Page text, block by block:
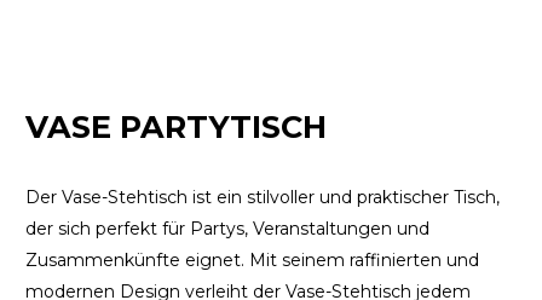
VASE PARTYTISCH
Der Vase-Stehtisch ist ein stilvoller und praktischer Tisch,
der sich perfekt für Partys, Veranstaltungen und
Zusammenkünfte eignet. Mit seinem raffinierten und
modernen Design verleiht der Vase-Stehtisch jedem